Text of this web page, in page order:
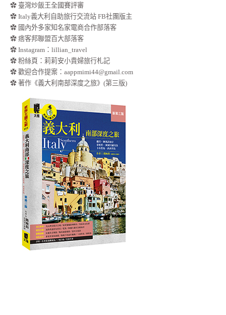
✿ 臺灣炒飯王全國賽評審
✿ Italy義大利自助旅行交流站 FB社團版主
✿ 國內外多家知名家電商合作部落客
✿ 痞客邦聯盟百大部落客
✿ Instagram：lillian_travel
✿ 粉絲頁：莉莉安小貴婦旅行札記
✿ 歡迎合作提案： aappmimi44@gmail.com
✿ 著作《義大利南部深度之旅》(第三版)